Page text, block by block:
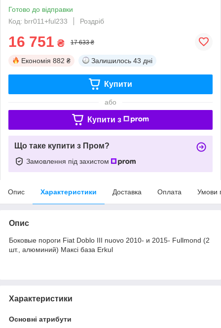
Готово до відправки
Код: brr011+ful233
Роздріб
16 751 ₴ 17 633 ₴
Економія 882 ₴ Залишилось 43 дні
Купити
або
Купити з
Що таке купити з Пром?
Замовлення під захистом
Опис Характеристики Доставка Оплата Умови
Опис
Боковые пороги Fiat Doblo III nuovo 2010- и 2015- Fullmond (2
шт., алюминий) Максі база Erkul
Характеристики
Основні атрибути